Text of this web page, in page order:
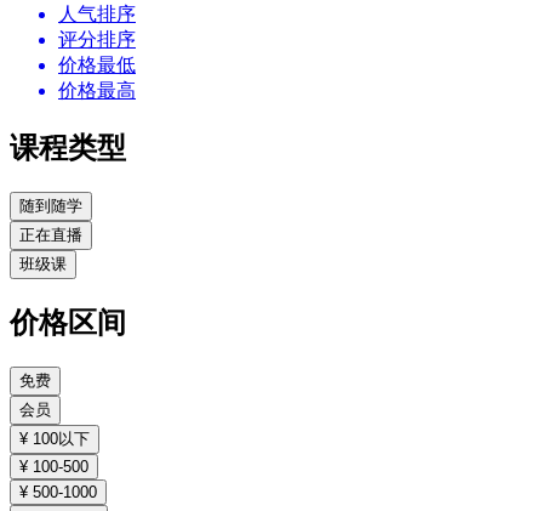
人气排序
评分排序
价格最低
价格最高
课程类型
随到随学
正在直播
班级课
价格区间
免费
会员
¥ 100以下
¥ 100-500
¥ 500-1000